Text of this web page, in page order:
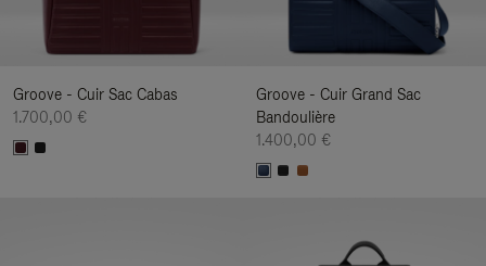
Groove - Cuir Sac Cabas
1.700,00 €
Groove - Cuir Grand Sac
Bandoulière
1.400,00 €